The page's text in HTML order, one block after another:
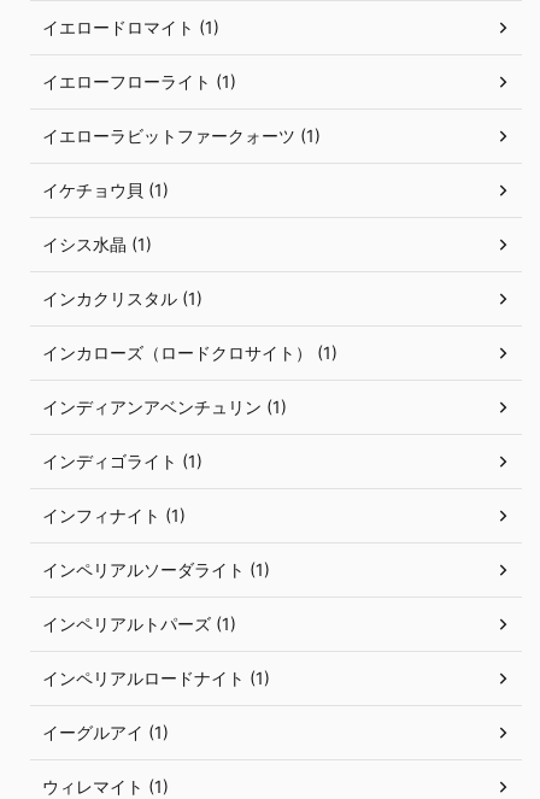
イエロードロマイト (1)
イエローフローライト (1)
イエローラビットファークォーツ (1)
イケチョウ貝 (1)
イシス水晶 (1)
インカクリスタル (1)
インカローズ（ロードクロサイト） (1)
インディアンアベンチュリン (1)
インディゴライト (1)
インフィナイト (1)
インペリアルソーダライト (1)
インペリアルトパーズ (1)
インペリアルロードナイト (1)
イーグルアイ (1)
ウィレマイト (1)